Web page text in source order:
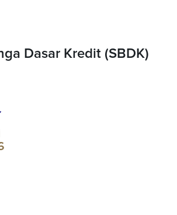
Dasar Kredit (SBDK)